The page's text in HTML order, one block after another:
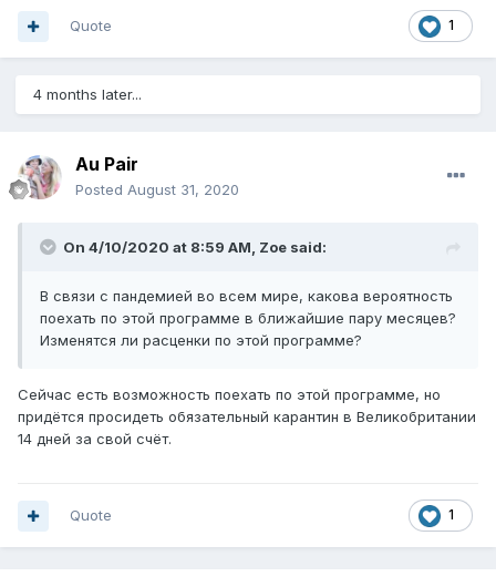
1
Quote
4 months later...
Au Pair
Posted August 31, 2020
On 4/10/2020 at 8:59 AM, Zoe said:
В связи с пандемией во всем мире, какова вероятность
поехать по этой программе в ближайшие пару месяцев?
Изменятся ли расценки по этой программе?
Сейчас есть возможность поехать по этой программе, но
придётся просидеть обязательный карантин в Великобритании
14 дней за свой счёт.
1
Quote